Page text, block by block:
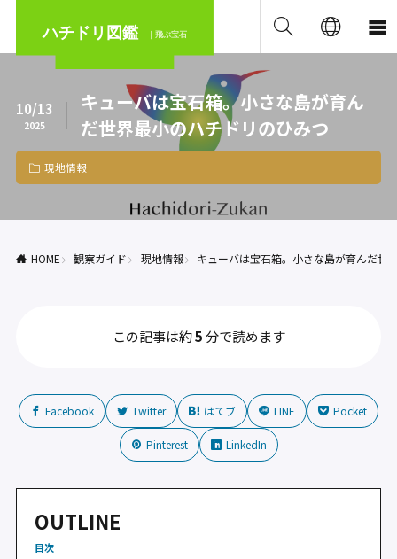
ハチドリ図鑑 ｜飛ぶ宝石
10/13
2025
キューバは宝石箱。小さな島が育ん
だ世界最小のハチドリのひみつ
現地情報
HOME 観察ガイド 現地情報 キューバは宝石箱。小さな島が育んだ世
この記事は約5分で読めます
Facebook Twitter はてブ LINE Pocket
Pinterest LinkedIn
OUTLINE
目次